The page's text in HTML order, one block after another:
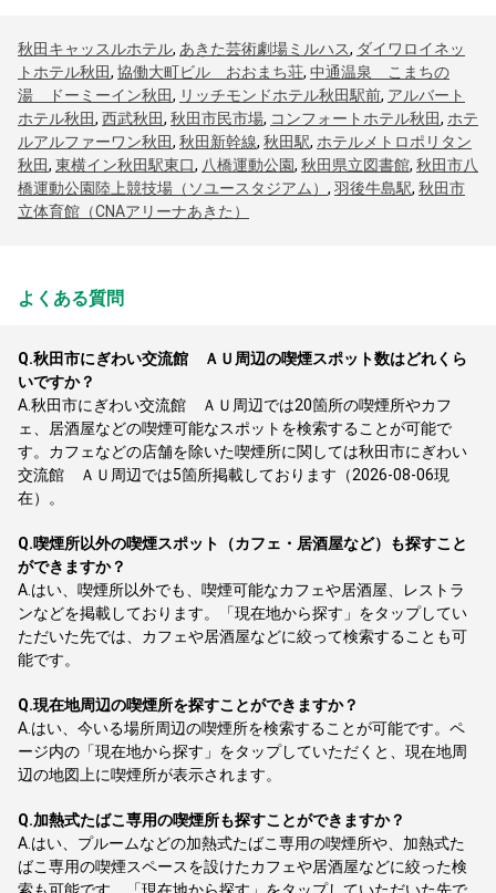
秋田キャッスルホテル, あきた芸術劇場ミルハス, ダイワロイネッ
トホテル秋田, 協働大町ビル おおまち荘, 中通温泉 こまちの
湯 ドーミーイン秋田, リッチモンドホテル秋田駅前, アルバート
ホテル秋田, 西武秋田, 秋田市民市場, コンフォートホテル秋田, ホテ
ルアルファーワン秋田, 秋田新幹線, 秋田駅, ホテルメトロポリタン
秋田, 東横イン秋田駅東口, 八橋運動公園, 秋田県立図書館, 秋田市八
橋運動公園陸上競技場（ソユースタジアム） , 羽後牛島駅, 秋田市
立体育館（CNAアリーナあきた）
よくある質問
Q.秋田市にぎわい交流館 ＡＵ周辺の喫煙スポット数はどれくら
いですか？
A.秋田市にぎわい交流館 ＡＵ周辺では20箇所の喫煙所やカフ
ェ、居酒屋などの喫煙可能なスポットを検索することが可能で
す。カフェなどの店舗を除いた喫煙所に関しては秋田市にぎわい
交流館 ＡＵ周辺では5箇所掲載しております（2026-08-06現
在）。
Q.喫煙所以外の喫煙スポット（カフェ・居酒屋など）も探すこと
ができますか？
A. はい、喫煙所以外でも、喫煙可能なカフェや居酒屋、レストラ
ンなどを掲載しております。「現在地から探す」をタップしてい
ただいた先では、カフェや居酒屋などに絞って検索することも可
能です。
Q.現在地周辺の喫煙所を探すことができますか？
A. はい、今いる場所周辺の喫煙所を検索することが可能です。ペ
ージ内の「現在地から探す」をタップしていただくと、現在地周
辺の地図上に喫煙所が表示されます。
Q.加熱式たばこ専用の喫煙所も探すことができますか？
A. はい、プルームなどの加熱式たばこ専用の喫煙所や、加熱式た
ばこ専用の喫煙スペースを設けたカフェや居酒屋などに絞った検